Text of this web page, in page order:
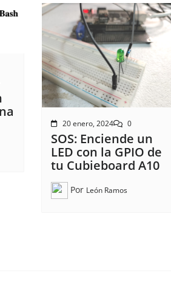
20 enero, 2024 0
SOS: Enciende un
LED con la GPIO de
tu Cubieboard A10
Por León Ramos